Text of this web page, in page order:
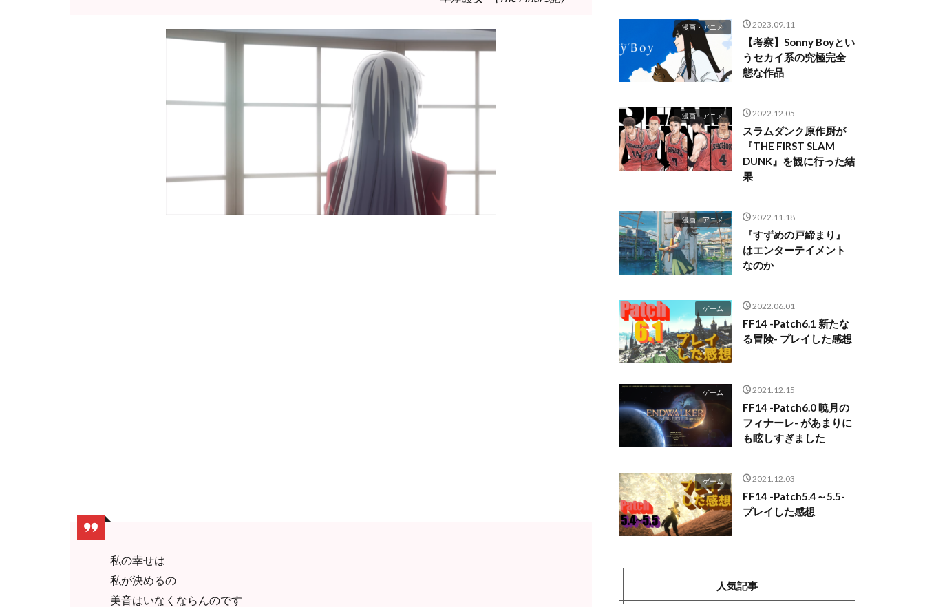
私の幸せは
私が決めるの
美音はいなくならんのです
漫画・アニメ 2023.09.11
【考察】Sonny Boyとい
うセカイ系の究極完全
態な作品
漫画・アニメ 2022.12.05
スラムダンク原作厨が
『THE FIRST SLAM
DUNK』を観に行った結
果
漫画・アニメ 2022.11.18
『すずめの戸締まり』
はエンターテイメント
なのか
ゲーム 2022.06.01
FF14 -Patch6.1 新たな
る冒険- プレイした感想
ゲーム 2021.12.15
FF14 -Patch6.0 暁月の
フィナーレ- があまりに
も眩しすぎました
ゲーム 2021.12.03
FF14 -Patch5.4～5.5-
プレイした感想
人気記事